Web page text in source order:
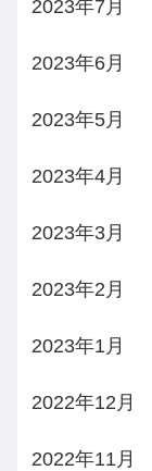
2023年7月
2023年6月
2023年5月
2023年4月
2023年3月
2023年2月
2023年1月
2022年12月
2022年11月